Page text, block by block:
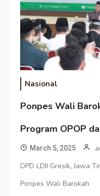
Nasional
Ponpes Wali
Program OPOP
March 5, 2025
DPD LDII Gresik,Jawa
Ponpes Wali Barokah